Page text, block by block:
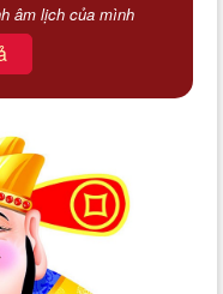
âm lịch của mình